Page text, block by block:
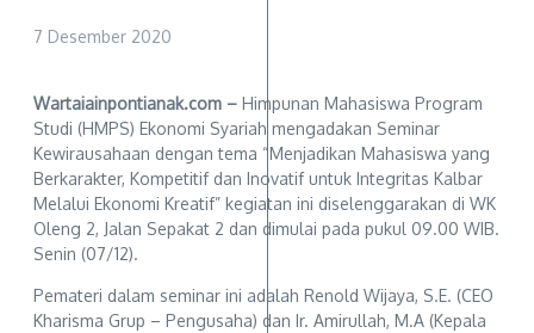
7 Desember 2020
Wartaiainpontianak.com – Himpunan Mahasiswa Program
Studi (HMPS) Ekonomi Syariah mengadakan Seminar
Kewirausahaan dengan tema “Menjadikan Mahasiswa yang
Berkarakter, Kompetitif dan Inovatif untuk Integritas Kalbar
Melalui Ekonomi Kreatif” kegiatan ini diselenggarakan di WK
Oleng 2, Jalan Sepakat 2 dan dimulai pada pukul 09.00 WIB.
Senin (07/12).
Pemateri dalam seminar ini adalah Renold Wijaya, S.E. (CEO
Kharisma Grup – Pengusaha) dan Ir. Amirullah, M.A (Kepala